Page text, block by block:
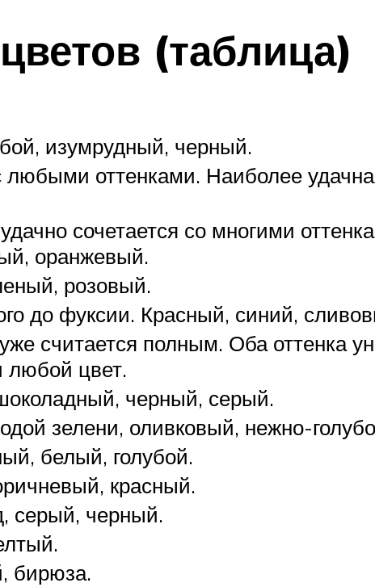
(таблица)
изумрудный, черный.
любыми оттенками. Наиболее
сочетается со многими
оранжевый.
розовый.
до фуксии. Красный, синий,
считается полным. Оба оттенка
любой цвет.
черный, серый.
зелени, оливковый, нежно-
белый, голубой.
красный.
серый, черный.
бирюза.